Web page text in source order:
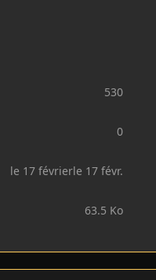
530
0
le 17 févrierle 17 févr.
63.5 Ko